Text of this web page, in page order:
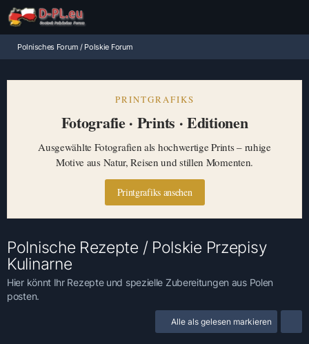
Polnisches Forum / Polskie Forum
PRINTGRAFIKS
Fotografie · Prints · Editionen
Ausgewählte Fotografien als hochwertige Prints – ruhige
Motive aus Natur, Reisen und stillen Momenten.
Printgrafiks ansehen
Polnische Rezepte / Polskie Przepisy
Kulinarne
Hier könnt Ihr Rezepte und spezielle Zubereitungen aus Polen
posten.
Alle als gelesen markieren